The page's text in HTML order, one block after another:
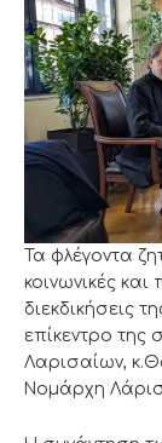
Τα φλέγοντα
κοινωνικές και
διεκδικήσεις
επίκεντρο της
Λαρισαίων,
Νομάρχη